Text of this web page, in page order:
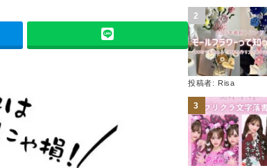
投稿者: Risa